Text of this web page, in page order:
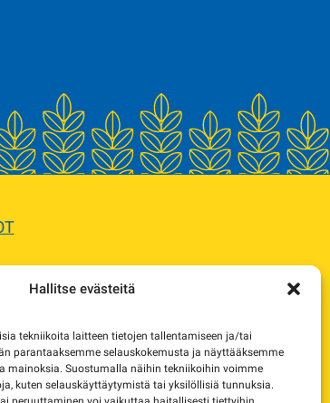
Hallitse evästeitä
tekniikoita laitteen tietojen tallentamiseen ja/tai
parantaaksemme selauskokemusta ja näyttääksemme
mainoksia. Suostumalla näihin tekniikoihin voimme
kuten selauskäyttäytymistä tai yksilöllisiä tunnuksia.
tuotteista.